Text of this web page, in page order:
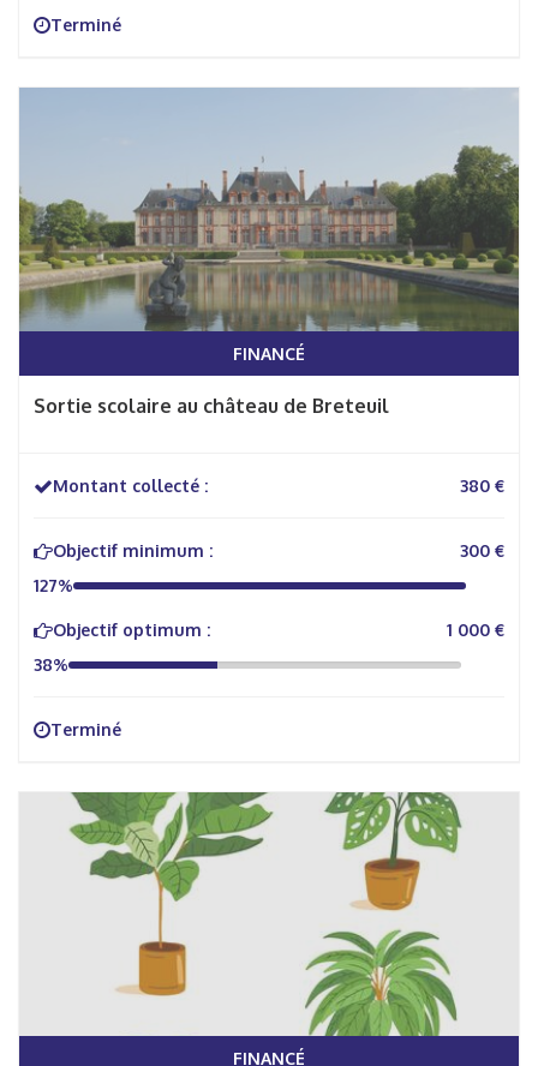
Terminé
FINANCÉ
Sortie scolaire au château de Breteuil
Montant collecté : 380 €
Objectif minimum :
300 €
127%
Objectif optimum :
1 000 €
38%
Terminé
FINANCÉ